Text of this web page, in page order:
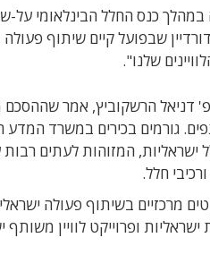
כנס החלל הבינלאומי על-
שבפועל קיים שיתוף
שלנו".
דניאל הרשקוביץ, אמר
גורמים בכירים במשרד
המזוהות לעתים
חלל.
מרכזיים בשיתוף פעולה
ופרוייקט לוויין משותף